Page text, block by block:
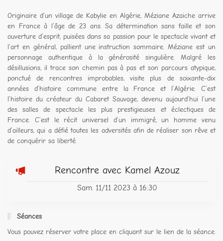
Originaire d’un village de Kabylie en Algérie, Méziane Azaiche arrive
en France à l’âge de 23 ans. Sa détermination sans faille et son
ouverture d’esprit, puisées dans sa passion pour le spectacle vivant et
l’art en général, pallient une instruction sommaire. Méziane est un
personnage authentique à la générosité singulière. Malgré les
désillusions, il trace son chemin pas à pas et son parcours atypique,
ponctué de rencontres improbables, visite plus de soixante-dix
années d’histoire commune entre la France et l’Algérie. C’est
l’histoire du créateur du Cabaret Sauvage, devenu aujourd’hui l’une
des salles de spectacle les plus prestigieuses et éclectiques de
France. C’est le récit universel d’un immigré, un homme venu
d’ailleurs, qui a défié toutes les adversités afin de réaliser son rêve et
de conquérir sa liberté.
Rencontre avec Kamel Azouz
Sam. 11/11 2023 à 16:30
Séances
Vous pouvez réserver votre place en cliquant sur le lien de la séance.